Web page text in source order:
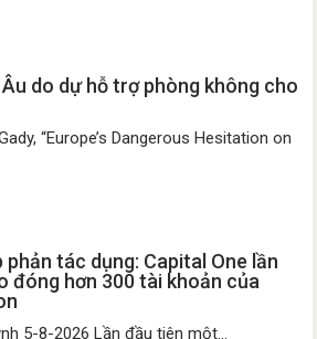
do dự hỗ trợ phòng không cho
“Europe’s Dangerous Hesitation on
tác dụng: Capital One lần
đóng hơn 300 tài khoản của
5-8-2026 Lần đầu tiên một...